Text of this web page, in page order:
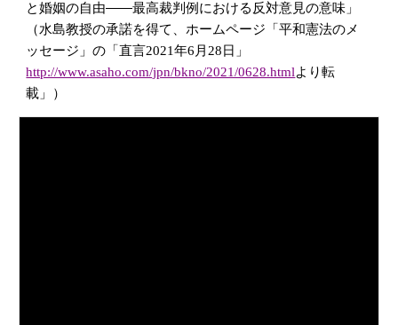
と婚姻の自由――最高裁判例における反対意見の意味」
（水島教授の承諾を得て、ホームページ「平和憲法のメ
ッセージ」の「直言2021年6月28日」
http://www.asaho.com/jpn/bkno/2021/0628.htmlより転
載」）